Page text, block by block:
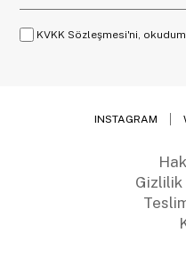
KVKK Sözleşmesi'ni,
INSTAGRAM
Gizlilik